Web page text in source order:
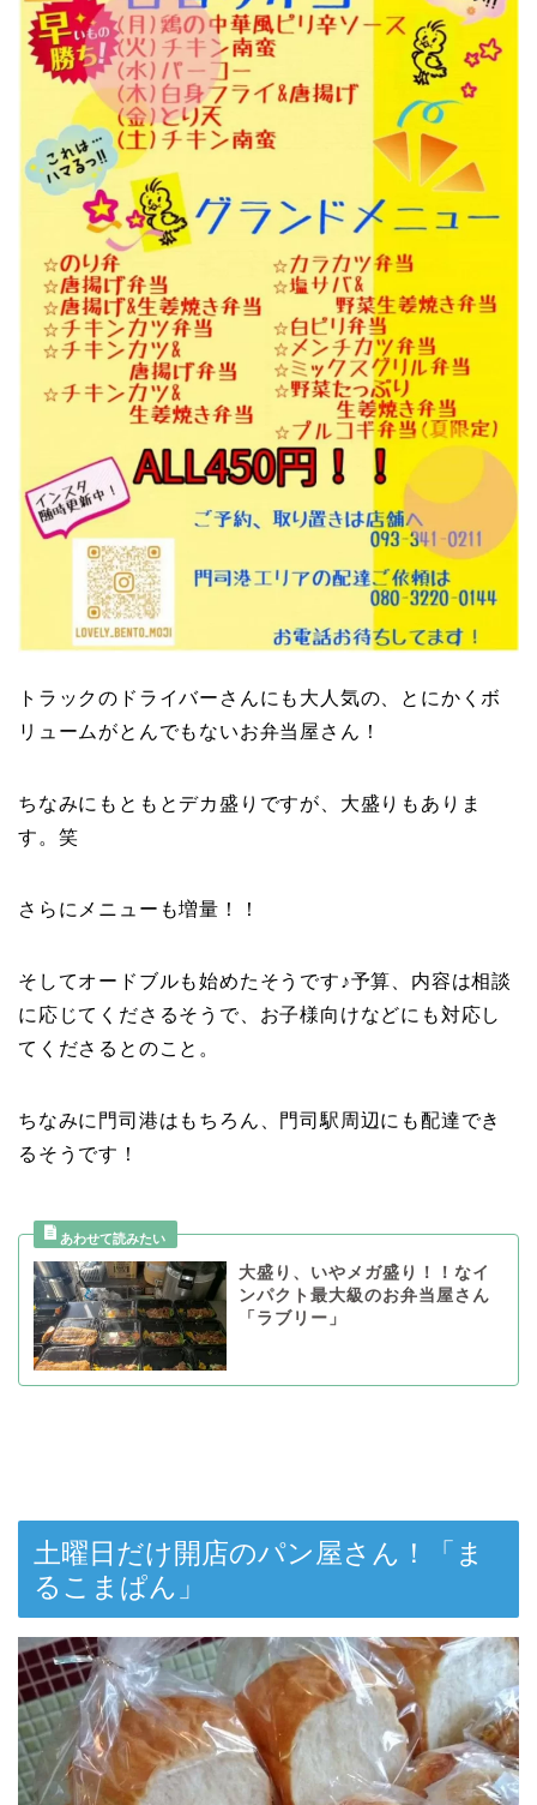
トラックのドライバーさんにも大人気の、とにかくボ
リュームがとんでもないお弁当屋さん！
ちなみにもともとデカ盛りですが、大盛りもありま
す。笑
さらにメニューも増量！！
そしてオードブルも始めたそうです♪予算、内容は相談
に応じてくださるそうで、お子様向けなどにも対応し
てくださるとのこと。
ちなみに門司港はもちろん、門司駅周辺にも配達でき
るそうです！
大盛り、いやメガ盛り！！なイ
ンパクト最大級のお弁当屋さん
「ラブリー」
土曜日だけ開店のパン屋さん！「ま
るこまぱん」